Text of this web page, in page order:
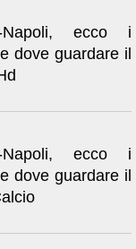
Napoli, ecco i
dove guardare il
Napoli, ecco i
dove guardare il